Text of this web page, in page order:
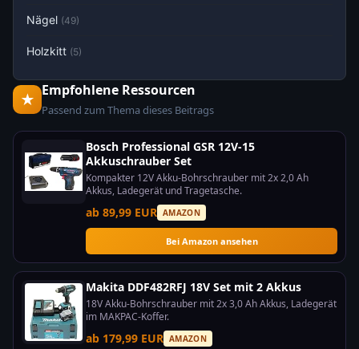
Nägel (49)
Holzkitt (5)
★ Empfohlene Ressourcen
Passend zum Thema dieses Beitrags
Bosch Professional GSR 12V-15
Akkuschrauber Set
Kompakter 12V Akku-Bohrschrauber mit 2x 2,0 Ah
Akkus, Ladegerät und Tragetasche.
ab 89,99 EUR AMAZON
Bei Amazon ansehen
Makita DDF482RFJ 18V Set mit 2 Akkus
18V Akku-Bohrschrauber mit 2x 3,0 Ah Akkus, Ladegerät
im MAKPAC-Koffer.
ab 179,99 EUR AMAZON